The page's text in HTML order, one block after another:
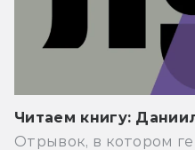
Читаем книгу:
Отрывок, в котором